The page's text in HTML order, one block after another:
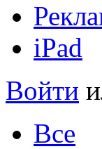
iPad
Войти
Все